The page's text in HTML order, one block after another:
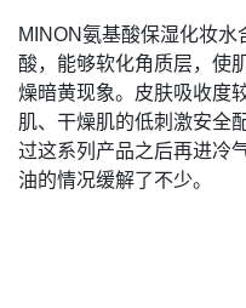
MINON氨基酸保湿化妆水
酸，能够软化角质层，使
燥暗黄现象。皮肤吸收度
肌、干燥肌的低刺激安全
过这系列产品之后再进冷
油的情况缓解了不少。